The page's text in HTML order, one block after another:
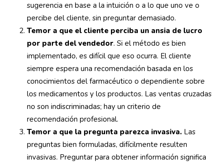
sugerencia en base a la intuición o a lo que uno ve o
percibe del cliente, sin preguntar demasiado.
Temor a que el cliente perciba un ansia de lucro
por parte del vendedor. Si el método es bien
implementado, es difícil que eso ocurra. El cliente
siempre espera una recomendación basada en los
conocimientos del farmacéutico o dependiente sobre
los medicamentos y los productos. Las ventas cruzadas
no son indiscriminadas; hay un criterio de
recomendación profesional.
Temor a que la pregunta parezca invasiva. Las
preguntas bien formuladas, difícilmente resulten
invasivas. Preguntar para obtener información significa